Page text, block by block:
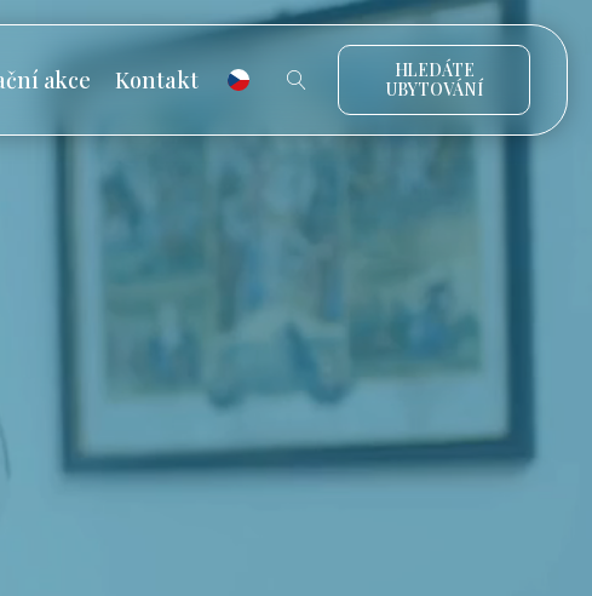
akce Kontakt
HLEDÁTE
UBYTOVÁNÍ